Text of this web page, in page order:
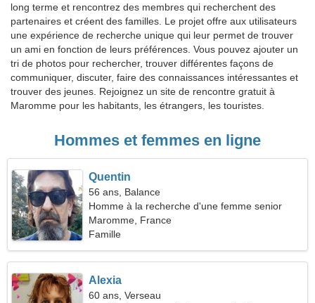
long terme et rencontrez des membres qui recherchent des
partenaires et créent des familles. Le projet offre aux utilisateurs
une expérience de recherche unique qui leur permet de trouver
un ami en fonction de leurs préférences. Vous pouvez ajouter un
tri de photos pour rechercher, trouver différentes façons de
communiquer, discuter, faire des connaissances intéressantes et
trouver des jeunes. Rejoignez un site de rencontre gratuit à
Maromme pour les habitants, les étrangers, les touristes.
Hommes et femmes en ligne
Quentin
56 ans, Balance
Homme à la recherche d'une femme senior
Maromme, France
Famille
Alexia
60 ans, Verseau